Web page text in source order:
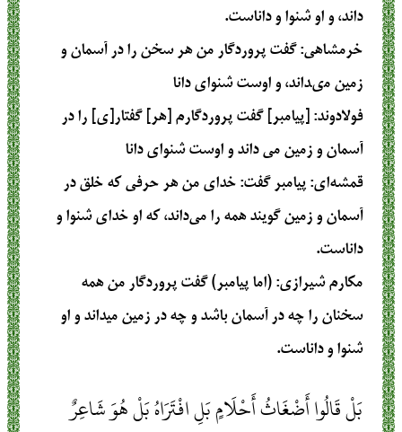
داند، و او شنوا و داناست.
خرمشاهی: گفت پروردگار من هر سخن را در آسمان و
زمين مى‏داند، و اوست شنواى دانا
فولادوند: [پيامبر] گفت پروردگارم [هر] گفتار[ى] را در
آسمان و زمين مى‏ داند و اوست‏ شنواى دانا
قمشه‌ای: پیامبر گفت: خدای من هر حرفی که خلق در
آسمان و زمین گویند همه را می‌داند، که او خدای شنوا و
داناست.
مکارم شیرازی: (اما پيامبر) گفت پروردگار من همه
سخنان را چه در آسمان باشد و چه در زمين ميداند و او
شنوا و داناست.
بَلْ قَالُوا أَضْغَاثُ أَحْلَامٍ بَلِ افْتَرَاهُ بَلْ هُوَ شَاعِرٌ